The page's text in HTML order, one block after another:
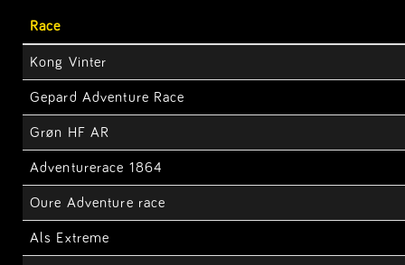
Race
Kong Vinter
Gepard Adventure Race
Grøn HF AR
Adventurerace 1864
Oure Adventure race
Als Extreme